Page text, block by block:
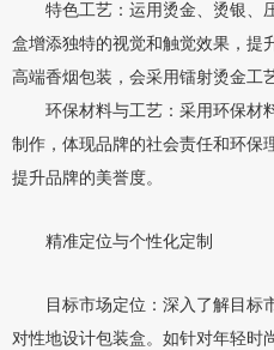
特色工艺：运用烫金、烫银、
盒增添独特的视觉和触觉效果，提
高端香烟包装，会采用镭射烫金工
环保材料与工艺：采用环保材
制作，体现品牌的社会责任和环保
提升品牌的美誉度。
精准定位与个性化定制
目标市场定位：深入了解目标
对性地设计包装盒。如针对年轻时